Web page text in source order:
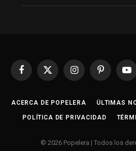
Facebook
X
InstagramPinterest
ACERCA DE POPELERA ÚLTIMAS
POLÍTICA DE PRIVACIDAD
© 2026 Popelera | Todos los